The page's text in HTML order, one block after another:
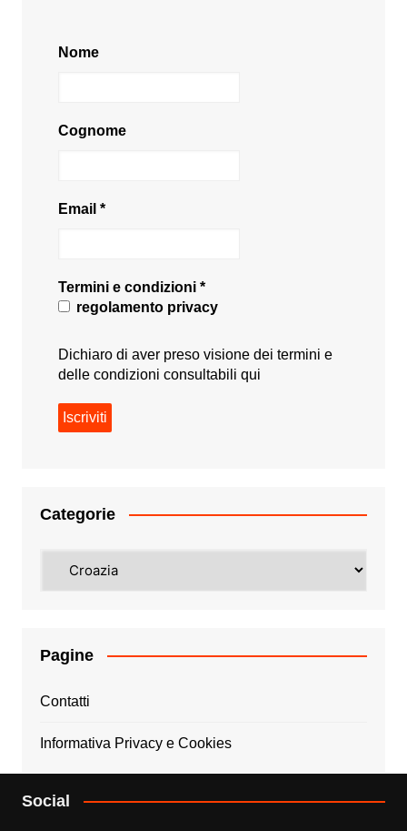
Nome
Cognome
Email *
Termini e condizioni *
regolamento privacy
Dichiaro di aver preso visione dei termini e
delle condizioni consultabili qui
Categorie
Pagine
Contatti
Informativa Privacy e Cookies
Social